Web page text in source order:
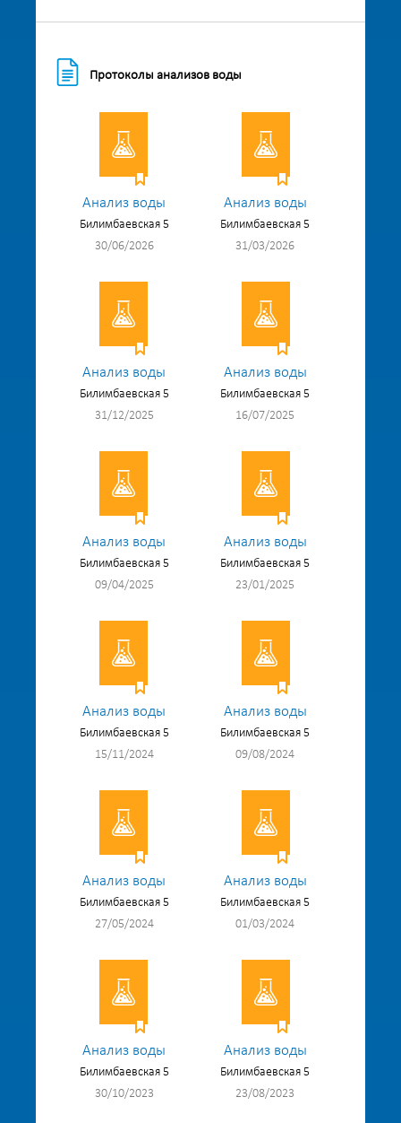
Протоколы анализов воды
Анализ воды
Билимбаевская 5
30/06/2026
Анализ воды
Билимбаевская 5
31/03/2026
Анализ воды
Билимбаевская 5
31/12/2025
Анализ воды
Билимбаевская 5
16/07/2025
Анализ воды
Билимбаевская 5
09/04/2025
Анализ воды
Билимбаевская 5
23/01/2025
Анализ воды
Билимбаевская 5
15/11/2024
Анализ воды
Билимбаевская 5
09/08/2024
Анализ воды
Билимбаевская 5
27/05/2024
Анализ воды
Билимбаевская 5
01/03/2024
Анализ воды
Билимбаевская 5
30/10/2023
Анализ воды
Билимбаевская 5
23/08/2023